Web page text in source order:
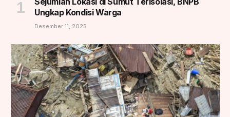
Ungkap Kondisi Warga
Desember 11, 2025